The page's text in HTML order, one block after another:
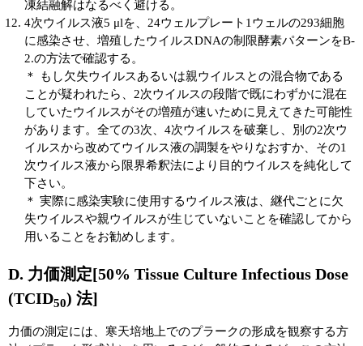
凍結融解はなるべく避ける。
4次ウイルス液5 μlを、24ウェルプレート1ウェルの293細胞
に感染させ、増殖したウイルスDNAの制限酵素パターンをB-
2.の方法で確認する。
＊ もし欠失ウイルスあるいは親ウイルスとの混合物である
ことが疑われたら、2次ウイルスの段階で既にわずかに混在
していたウイルスがその増殖が速いために見えてきた可能性
があります。全ての3次、4次ウイルスを破棄し、別の2次ウ
イルスから改めてウイルス液の調製をやりなおすか、その1
次ウイルス液から限界希釈法により目的ウイルスを純化して
下さい。
＊ 実際に感染実験に使用するウイルス液は、継代ごとに欠
失ウイルスや親ウイルスが生じていないことを確認してから
用いることをお勧めします。
D. 力価測定[50% Tissue Culture Infectious Dose
(TCID50) 法]
力価の測定には、寒天培地上でのプラークの形成を観察する方